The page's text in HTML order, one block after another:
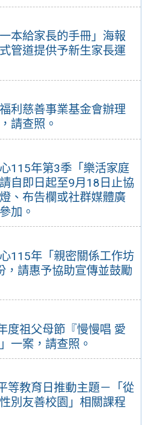
本給家長的手冊」海報
管道提供予新生家長運
利慈善事業基金會辦理
請查照。
115年第3季「樂活家庭
自即日起至9月18日止協
、布告欄或社群媒體廣
加。
115年「親密關係工作坊
，請惠予協助宣傳並鼓勵
度祖父母節『慢慢唱 愛
一案，請查照。
等教育日推動主題－「從
別友善校園」相關課程